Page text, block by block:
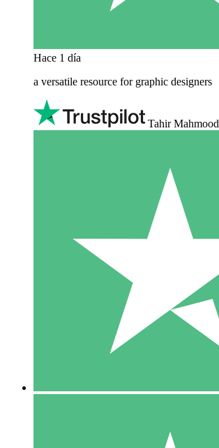
Hace 1 día
a versatile resource for graphic designers
Tahir Mahmood